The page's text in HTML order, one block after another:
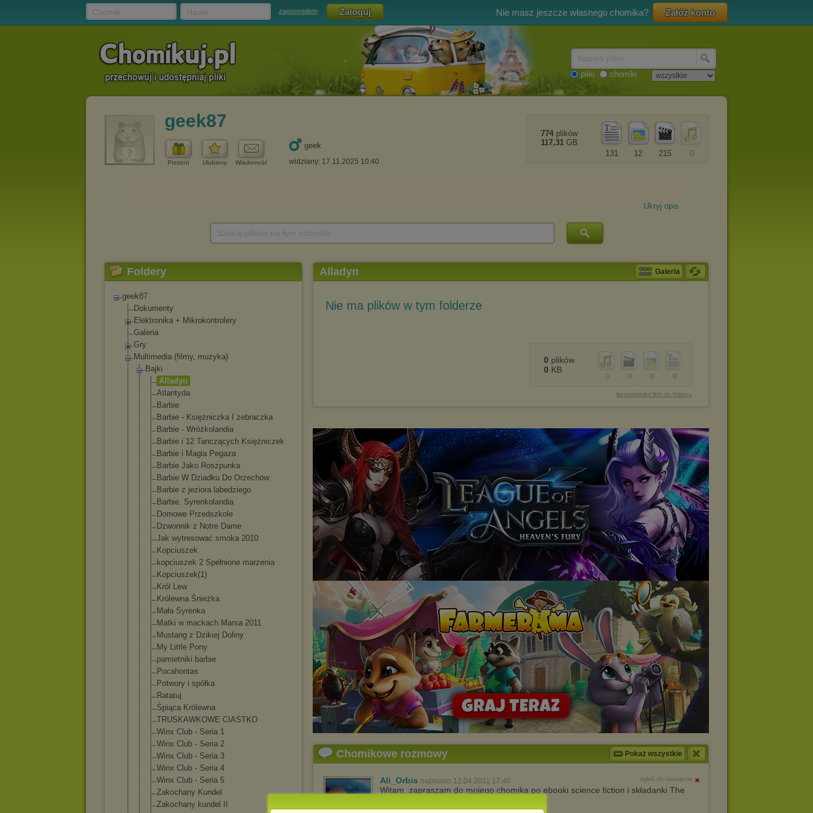
zapomniałem Nie masz jeszcze własnego chomika? Załóż konto
pliki chomiki
geek87
Prezent Ulubiony Wiadomość
geek
widziany: 17.11.2025 10:40
0
215
12
131
774 plików
117,31 GB
Ukryj opis
Foldery
geek87
Dokumenty
Elektronika + Mikrokontrolery
Galeria
Gry
Multimedia (filmy, muzyka)
Bajki
Alladyn
Atlantyda
Barbie
Barbie - Księżniczka I żebraczka
Barbie - Wróżkolandia
Barbie i 12 Tanczących Księżniczek
Barbie i Magia Pegaza
Barbie Jako Roszpunka
Barbie W Dziadku Do Orzechow
Barbie z jeziora labedziego
Barbie. Syrenkoland ia
Domowe Przedszkole
Dzwonnik z Notre Dame
Jak wytresować smoka 2010
Kopciuszek
kopciuszek 2 Spełnione marzenia
Kopciuszek(1)
Król Lew
Królewna Śnieżka
Mała Syrenka
Matki w mackach Marsa 2011
Mustang z Dzikiej Doliny
My Little Pony
pamietniki barbie
Pocahontas
Potwory i spółka
Ratatuj
Śpiąca Królewna
TRUSKAWKOWE CIASTKO
Winx Club - Seria 1
Winx Club - Seria 2
Winx Club - Seria 3
Winx Club - Seria 4
Winx Club - Seria 5
Zakochany Kundel
Zakochany kundel II
Alladyn Galeria
Nie ma plików w tym folderze
0
0
0
0
0 plików
0 KB
bezpośredni link do folderu
Chomikowe rozmowy Pokaż wszystkie
Ali_Orbis napisano 12.04.2011 17:40 zgłoś do usunięcia
Witam, zapraszam do mojego chomika po ebooki science fiction i składanki The